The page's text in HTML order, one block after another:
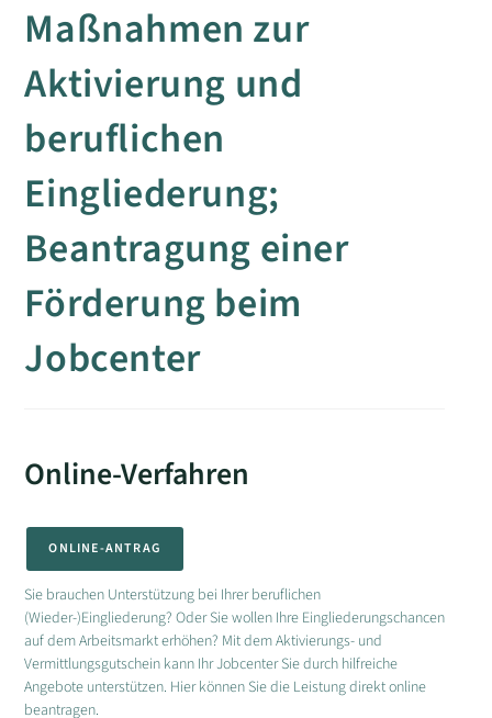
Maßnahmen zur
Aktivierung und
beruflichen
Eingliederung;
Beantragung einer
Förderung beim
Jobcenter
Online-Verfahren
ONLINE-ANTRAG
Sie brauchen Unterstützung bei Ihrer beruflichen
(Wieder-)Eingliederung? Oder Sie wollen Ihre Eingliederungschancen
auf dem Arbeitsmarkt erhöhen? Mit dem Aktivierungs- und
Vermittlungsgutschein kann Ihr Jobcenter Sie durch hilfreiche
Angebote unterstützen. Hier können Sie die Leistung direkt online
beantragen.